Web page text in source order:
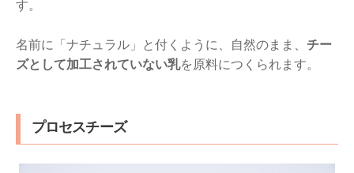
す。
名前に「ナチュラル」と付くように、自然のまま、 チー
ズとして加工されていない乳を原料につくられます。
プロセスチーズ